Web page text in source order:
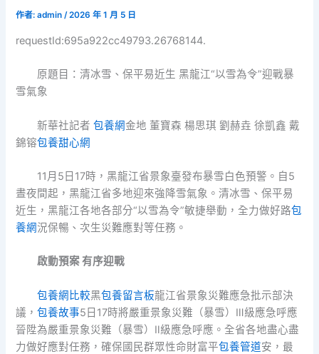
作者:admin/2026 年 1 月 5 日
requestId:695a922cc49793.26768144.
原題目：清冰雪、保平易近生 黑龍江“以雪為令”迎戰暴
雪氣象
新華社記者 包養網金地 董寶森 楊思琪 劉赫垚 徐凱鑫 戴
錦镕包養甜心網
11月5日17時，黑龍江省景象臺發布暴雪白色預警。自5
晝夜間起，黑龍江省多地迎來強降雪氣象。清冰雪、保平易
近生，黑龍江各地各部分“以雪為令”敏捷舉動，全力做好路包
養網況保暢、次生災難應對等任務。
啟動預案 有序迎戰
包養網比較黑包養留言板龍江省景象災難應急批示部決
議，包養故事5日17時將嚴重景象災難（暴雪）Ⅲ級應急呼應
晉陞為嚴重景象災難（暴雪）Ⅱ級應急呼應。全省各地盡心盡
力做好應對任務，確保國民群眾性命財富平包養管道安，最